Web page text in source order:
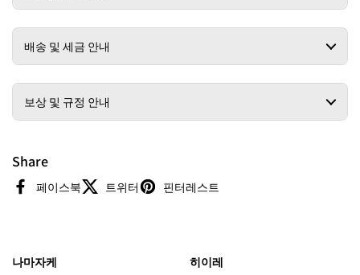
배송 및 세금 안내
보상 및 규정 안내
Share
페이스북 트위터 핀터레스트
나마자케 히이레